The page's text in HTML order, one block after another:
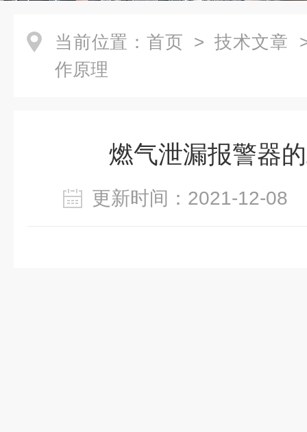
当前位置： 首页 > 技术文章
作原理
燃气泄漏报警器
更新时间：2021-12-